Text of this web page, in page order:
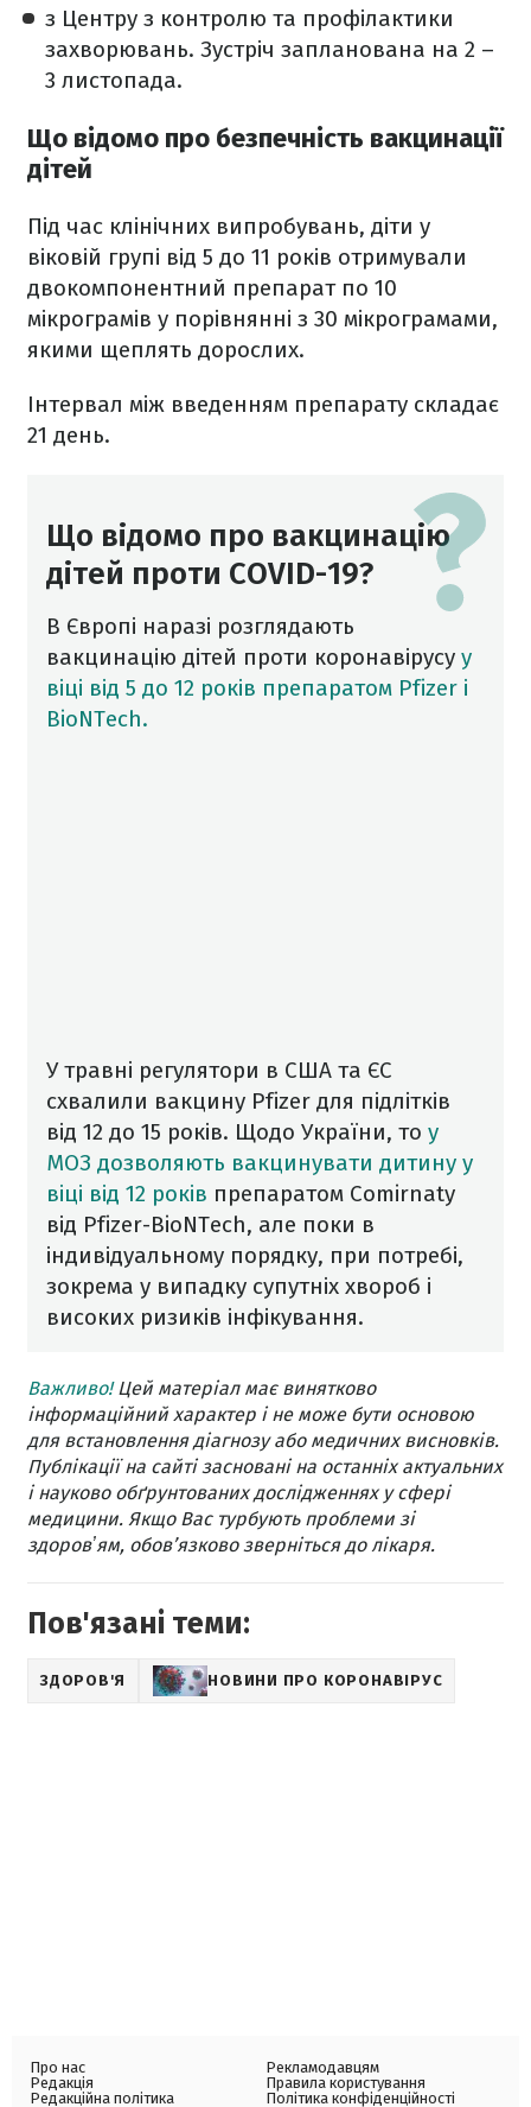
з Центру з контролю та профілактики
захворювань. Зустріч запланована на 2 –
3 листопада.
Що відомо про безпечність вакцинації
дітей
Під час клінічних випробувань, діти у
віковій групі від 5 до 11 років отримували
двокомпонентний препарат по 10
мікрограмів у порівнянні з 30 мікрограмами,
якими щеплять дорослих.
Інтервал між введенням препарату складає
21 день.
Що відомо про вакцинацію
дітей проти COVID-19?
В Європі наразі розглядають
вакцинацію дітей проти коронавірусу у
віці від 5 до 12 років препаратом Pfizer і
BioNTech.
У травні регулятори в США та ЄС
схвалили вакцину Pfizer для підлітків
від 12 до 15 років. Щодо України, то у
МОЗ дозволяють вакцинувати дитину у
віці від 12 років препаратом Comirnaty
від Pfizer-BioNTech, але поки в
індивідуальному порядку, при потребі,
зокрема у випадку супутніх хвороб і
високих ризиків інфікування.
Важливо!Цей матеріал має винятково
інформаційний характер і не може бути основою
для встановлення діагнозу або медичних висновків.
Публікації на сайті засновані на останніх актуальних
і науково обґрунтованих дослідженнях у сфері
медицини. Якщо Вас турбують проблеми зі
здоровʼям, обов’язково зверніться до лікаря.
Пов'язані теми:
ЗДОРОВ'Я НОВИНИ ПРО КОРОНАВІРУС
Про нас
Редакція
Редакційна політика
Рекламодавцям
Правила користування
Політика конфіденційності